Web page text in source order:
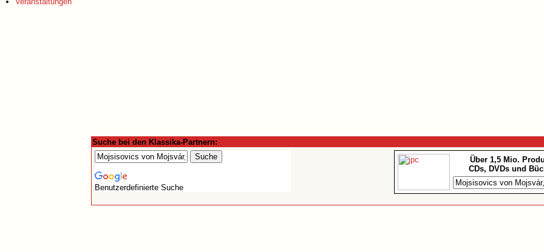
Suche bei den Klassika-Partnern:
Benutzerdefinierte Suche
Über 1,5 Mio.
CDs, DVDs und